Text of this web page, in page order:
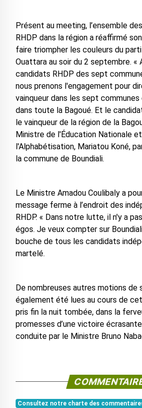
Présent au meeting, l’ensemble
RHDP dans la région a réaffirmé
faire triompher les couleurs du parti
Ouattara au soir du 2 septembre. «
candidats RHDP des sept
nous prenons l'engagement pour
vainqueur dans les sept
dans toute la Bagoué. Et le
le vainqueur de la région de la
Ministre de l'Éducation Nationale
l'Alphabétisation, Mariatou Koné,
la commune de Boundiali.
Le Ministre Amadou Coulibaly a
message ferme à l’endroit des
RHDP. « Dans notre lutte, il n'y a
égos. Je veux compter sur
bouche de tous les candidats
martelé.
De nombreuses autres motions de
également été lues au cours de
pris fin la nuit tombée, dans la
promesses d’une victoire
conduite par le Ministre Bruno
Consultez notre charte des